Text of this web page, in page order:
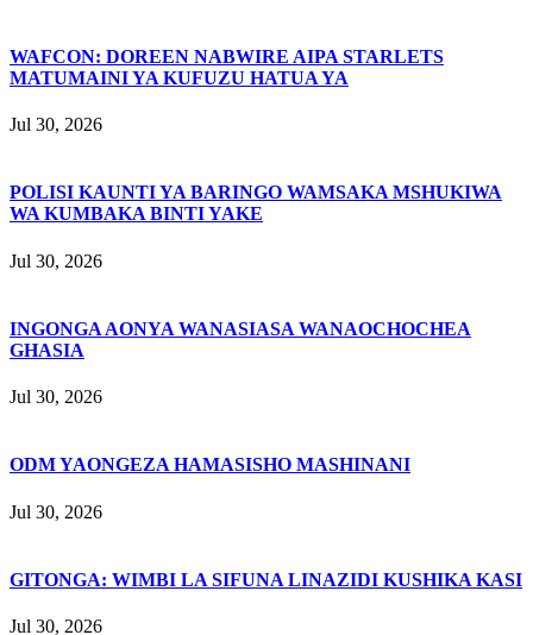
WAFCON: DOREEN NABWIRE AIPA STARLETS
MATUMAINI YA KUFUZU HATUA YA
Jul 30, 2026
POLISI KAUNTI YA BARINGO WAMSAKA MSHUKIWA
WA KUMBAKA BINTI YAKE
Jul 30, 2026
INGONGA AONYA WANASIASA WANAOCHOCHEA
GHASIA
Jul 30, 2026
ODM YAONGEZA HAMASISHO MASHINANI
Jul 30, 2026
GITONGA: WIMBI LA SIFUNA LINAZIDI KUSHIKA KASI
Jul 30, 2026